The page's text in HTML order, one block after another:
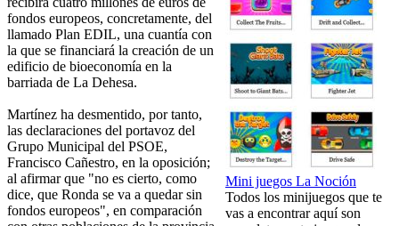
Mini juegos La Noción
Todos los minijuegos que te
vas a encontrar aquí son
fondos europeos, concretamente, del
llamado Plan EDIL, una cuantía con
la que se financiará la creación de un
edificio de bioeconomía en la
barriada de La Dehesa.
Martínez ha desmentido, por tanto,
las declaraciones del portavoz del
Grupo Municipal del PSOE,
Francisco Cañestro, en la oposición;
al afirmar que "no es cierto, como
dice, que Ronda se va a quedar sin
fondos europeos", en comparación